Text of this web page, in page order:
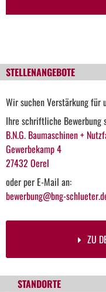
STELLENANGEBOTE
Wir suchen Verstärkung für
Ihre schriftliche Bewerbung
B.N.G. Baumaschinen +
Gewerbekamp 4
27432 Oerel
oder per E-Mail an:
bewerbung@bng-
ZU
STANDORTE